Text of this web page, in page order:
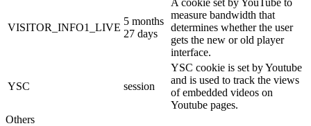
VISITOR_INFO1_LIVE
5 months
27 days
measure bandwidth that
determines whether the user
gets the new or old player
interface.
YSC session
YSC cookie is set by Youtube
and is used to track the views
of embedded videos on
Youtube pages.
Others